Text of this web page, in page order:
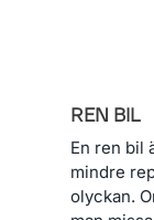
REN BIL
En ren bil
mindre
olyckan.